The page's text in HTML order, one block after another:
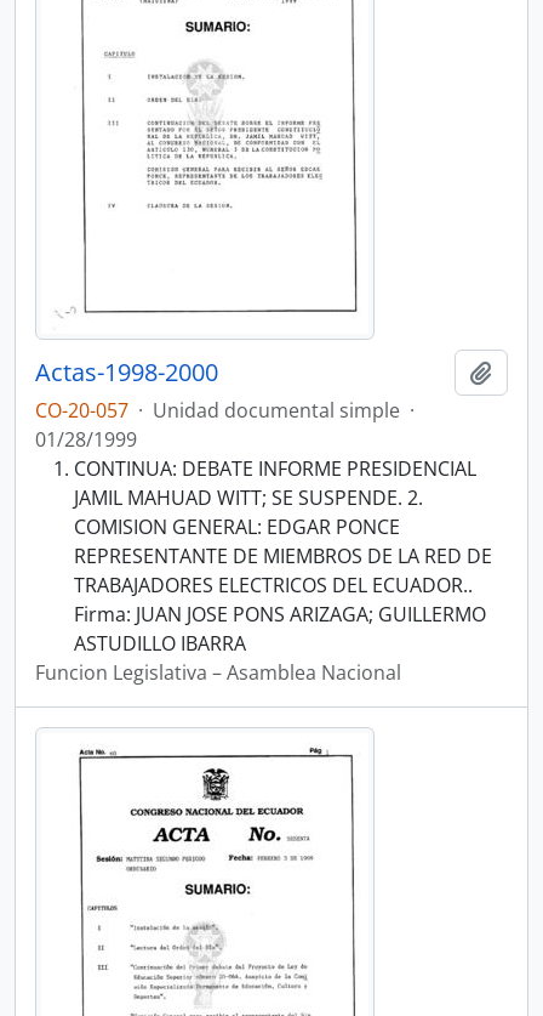
Actas-1998-2000
CO-20-057 · Unidad documental simple ·
01/28/1999
CONTINUA: DEBATE INFORME PRESIDENCIAL
JAMIL MAHUAD WITT; SE SUSPENDE. 2.
COMISION GENERAL: EDGAR PONCE
REPRESENTANTE DE MIEMBROS DE LA RED DE
TRABAJADORES ELECTRICOS DEL ECUADOR..
Firma: JUAN JOSE PONS ARIZAGA; GUILLERMO
ASTUDILLO IBARRA
Funcion Legislativa – Asamblea Nacional